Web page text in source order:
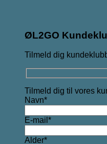
ØL2GO
Tilmeld dig
Tilmeld dig til vores
Navn*
E-mail*
Alder*